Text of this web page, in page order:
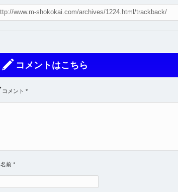
コメントはこちら
コメント *
名前 *